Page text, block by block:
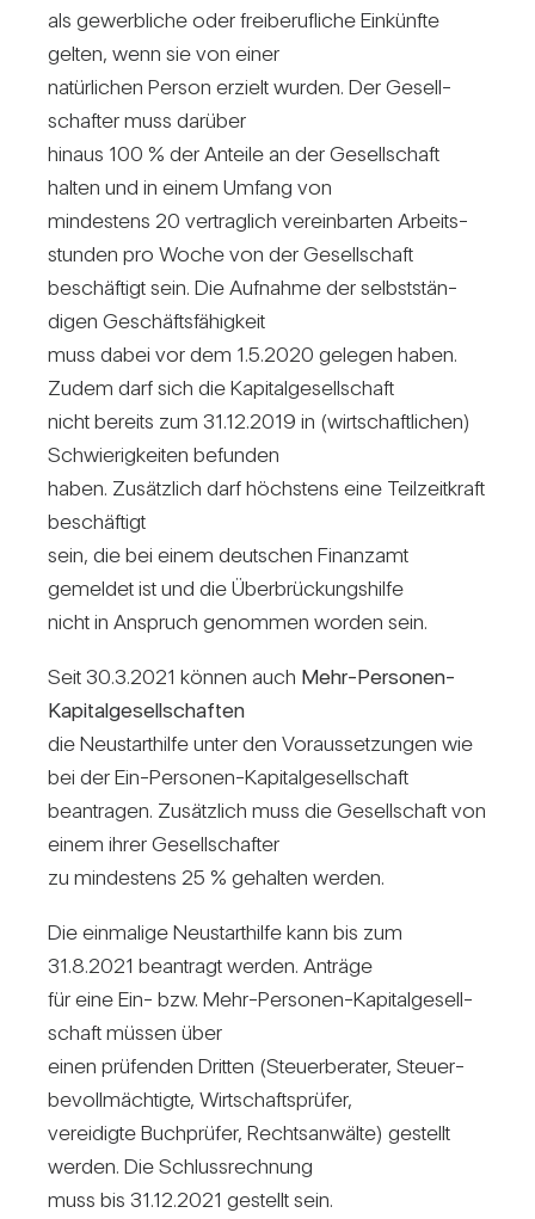
als gewerb­liche oder frei­be­ruf­liche Ein­künfte
gelten, wenn sie von einer
natür­li­chen Person erzielt wurden. Der Gesell­
schafter muss dar­über
hinaus 100 % der Anteile an der Gesell­schaft
halten und in einem Umfang von
min­des­tens 20 ver­trag­lich ver­ein­barten Arbeits­
stunden pro Woche von der Gesell­schaft
beschäf­tigt sein. Die Auf­nahme der selbst­stän­
digen Geschäfts­fä­hig­keit
muss dabei vor dem 1.5.2020 gelegen haben.
Zudem darf sich die Kapi­tal­ge­sell­schaft
nicht bereits zum 31.12.2019 in (wirt­schaft­li­chen)
Schwie­rig­keiten befunden
haben. Zusätz­lich darf höchs­tens eine Teil­zeit­kraft
beschäf­tigt
sein, die bei einem deut­schen Finanzamt
gemeldet ist und die Über­brü­ckungs­hilfe
nicht in Anspruch genommen worden sein.
Seit 30.3.2021 können auch Mehr-Per­sonen-
Kapi­tal­ge­sell­schaften
die Neu­start­hilfe unter den Vor­aus­set­zungen wie
bei der Ein-Per­sonen-Kapi­tal­ge­sell­schaft
bean­tragen. Zusätz­lich muss die Gesell­schaft von
einem ihrer Gesell­schafter
zu min­des­tens 25 % gehalten werden.
Die ein­ma­lige Neu­start­hilfe kann bis zum
31.8.2021 bean­tragt werden. Anträge
für eine Ein- bzw. Mehr-Per­sonen-Kapi­tal­ge­sell­
schaft müssen über
einen prü­fenden Dritten (Steu­er­be­rater, Steu­er­
be­voll­mäch­tigte, Wirt­schafts­prüfer,
ver­ei­digte Buch­prüfer, Rechts­an­wälte) gestellt
werden. Die Schluss­rech­nung
muss bis 31.12.2021 gestellt sein.